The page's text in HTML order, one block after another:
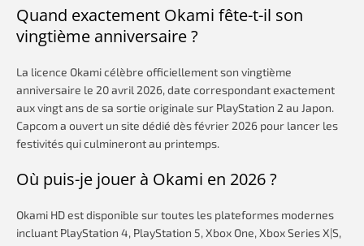
Quand exactement Okami fête-t-il son
vingtième anniversaire ?
La licence Okami célèbre officiellement son vingtième
anniversaire le 20 avril 2026, date correspondant exactement
aux vingt ans de sa sortie originale sur PlayStation 2 au Japon.
Capcom a ouvert un site dédié dès février 2026 pour lancer les
festivités qui culmineront au printemps.
Où puis-je jouer à Okami en 2026 ?
Okami HD est disponible sur toutes les plateformes modernes
incluant PlayStation 4, PlayStation 5, Xbox One, Xbox Series X|S,